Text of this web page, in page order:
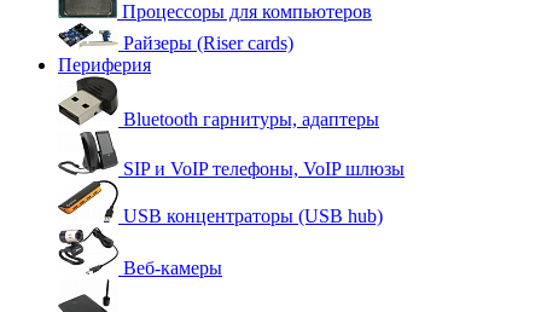
Процессоры для компьютеров
Райзеры (Riser cards)
Периферия
Bluetooth гарнитуры, адаптеры
SIP и VoIP телефоны, VoIP шлюзы
USB концентраторы (USB hub)
Веб-камеры